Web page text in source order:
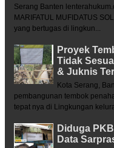
Serang Banten
MARIFATUL MUFIDATUS
yang bertugas di lingkun...
Proyek
Tidak
& Juknis
Kota Serang,
pembangunan tembok
tepat nya di Lingkungan
Diduga
Data